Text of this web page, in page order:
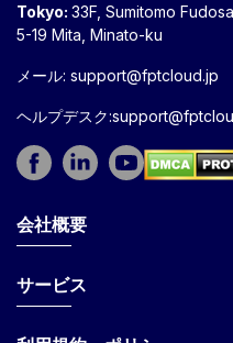
Tokyo: 33F, Sumitomo
5-19 Mita, Minato-ku
メール: support@fptcloud.jp
ヘルプデスク
会社概要
サービス